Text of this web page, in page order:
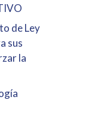
de Ley
sus
la